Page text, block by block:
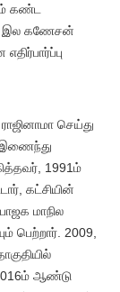
கண்ட
இல கணேசன்
செய்து
இணைந்து
1991ம்
கட்சியின்
மாநில
பெற்றார். 2009,
ஆண்டு